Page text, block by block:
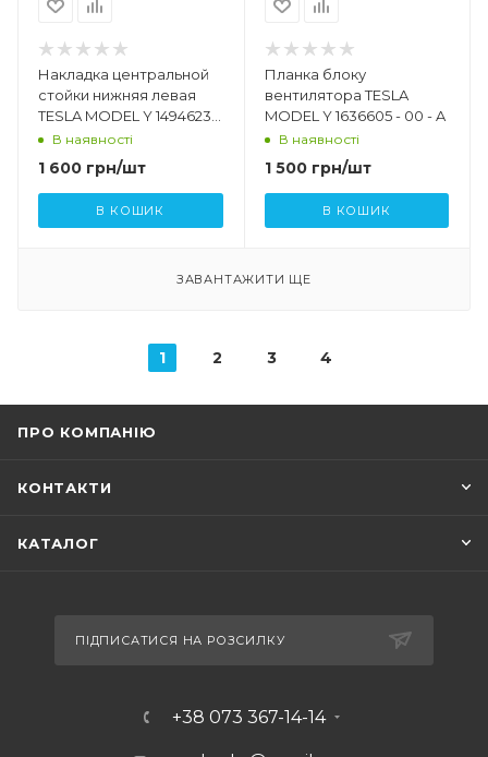
Накладка центральной
стойки нижняя левая
TESLA MODEL Y 1494623-
00-FВ наявності
1 600 грн/шт
В КОШИК
Планка блоку
вентилятора TESLA
MODEL Y 1636605 - 00 - A
В наявності
1 500грн/шт
В КОШИК
ЗАВАНТАЖИТИ ЩЕ
1 2 3 4
ПРО КОМПАНІЮ
КОНТАКТИ
КАТАЛОГ
ПІДПИСАТИСЯ НА РОЗСИЛКУ
+38 073 367-14-14